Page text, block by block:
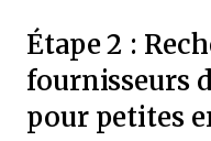
Étape 2 :
fournisseurs
pour petites